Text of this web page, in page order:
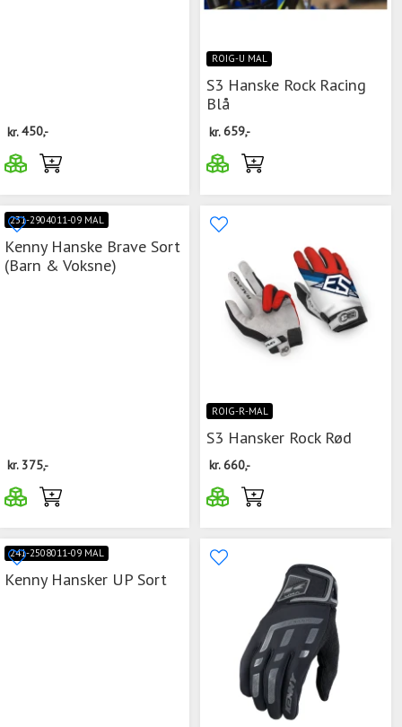
kr.450,-
ROIG-U MAL
S3 Hanske Rock Racing
Blå
kr.659,-
231-2904011-09 MAL
Kenny Hanske Brave Sort
(Barn & Voksne)
kr. 375,-
ROIG-R-MAL
S3 Hansker Rock Rød
kr.660,-
241-2508011-09 MAL
Kenny Hansker UP Sort